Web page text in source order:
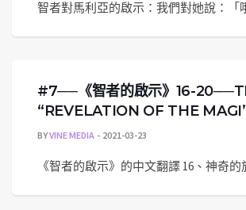
智者對馬利亞的啟示：我們對她說：「
#7──《智者的啟示》16-
“REVELATION OF THE
BYVINE MEDIA 2021-03-23
《智者的啟示》的中文翻譯 16、神奇